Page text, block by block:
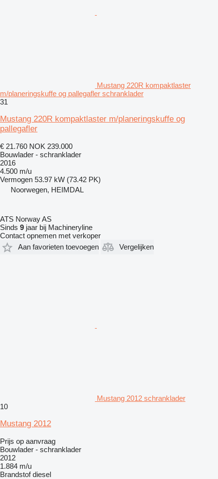
Mustang 220R kompaktlaster
m/planeringskuffe og pallegafler schranklader
31
Mustang 220R kompaktlaster m/planeringskuffe og
pallegafler
€ 21.760 NOK 239.000
Bouwlader - schranklader
2016
4.500 m/u
Vermogen 53.97 kW (73.42 PK)
Noorwegen, HEIMDAL
ATS Norway AS
Sinds 9 jaar bij Machineryline
Contact opnemen met verkoper
Aan favorieten toevoegen
Vergelijken
Mustang 2012 schranklader
10
Mustang 2012
Prijs op aanvraag
Bouwlader - schranklader
2012
1.884 m/u
Brandstof diesel